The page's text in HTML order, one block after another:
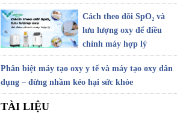
Cách theo dõi SpO₂ và
lưu lượng oxy để điều
chỉnh máy hợp lý
Phân biệt máy tạo oxy y tế và máy tạo oxy dân
dụng – đừng nhầm kẻo hại sức khỏe
TÀI LIỆU